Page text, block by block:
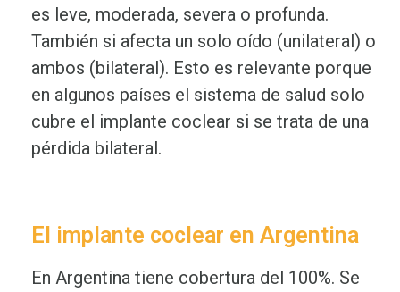
es leve, moderada, severa o profunda.
También si afecta un solo oído (unilateral) o
ambos (bilateral). Esto es relevante porque
en algunos países el sistema de salud solo
cubre el implante coclear si se trata de una
pérdida bilateral.
El implante coclear en Argentina
En Argentina tiene cobertura del 100%. Se